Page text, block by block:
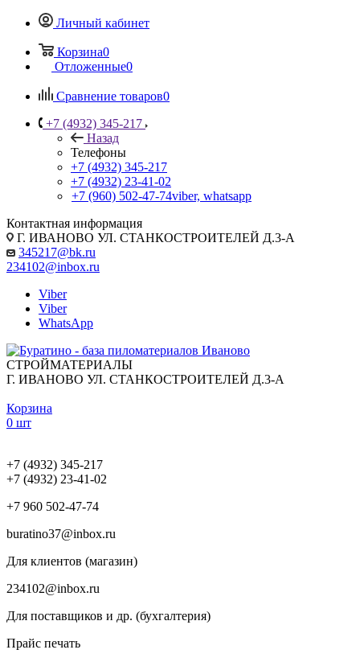
Личный кабинет
Корзина0
Отложенные0
Сравнение товаров0
+7 (4932) 345-217
Назад
Телефоны
+7 (4932) 345-217
+7 (4932) 23-41-02
+7 (960) 502-47-74viber, whatsapp
Контактная информация
Г. ИВАНОВО УЛ. СТАНКОСТРОИТЕЛЕЙ Д.3-А
345217@bk.ru
234102@inbox.ru
Viber
Viber
WhatsApp
СТРОЙМАТЕРИАЛЫ
Г. ИВАНОВО УЛ. СТАНКОСТРОИТЕЛЕЙ Д.3-А
Корзина
0 шт
+7 (4932) 345-217
+7 (4932) 23-41-02
+7 960 502-47-74
buratino37@inbox.ru
Для клиентов (магазин)
234102@inbox.ru
Для поставщиков и др. (бухгалтерия)
Прайс печать